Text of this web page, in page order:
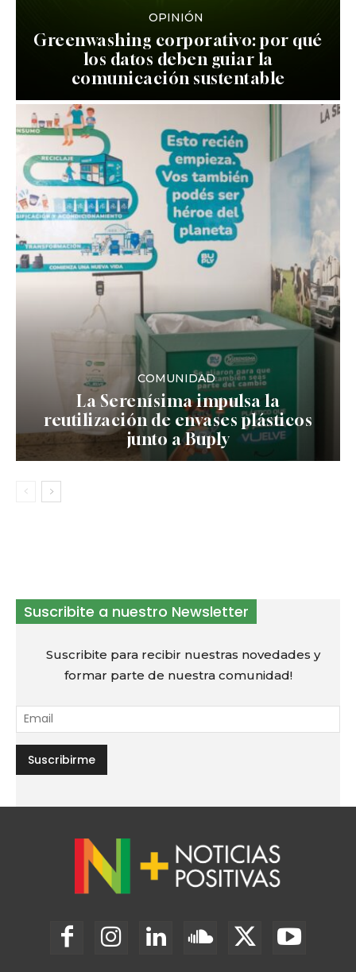
OPINIÓN
Greenwashing corporativo: por qué
los datos deben guiar la
comunicación sustentable
COMUNIDAD
La Serenísima impulsa la
reutilización de envases plásticos
junto a Buply
Suscribite a nuestro Newsletter
Suscribite para recibir nuestras novedades y
formar parte de nuestra comunidad!